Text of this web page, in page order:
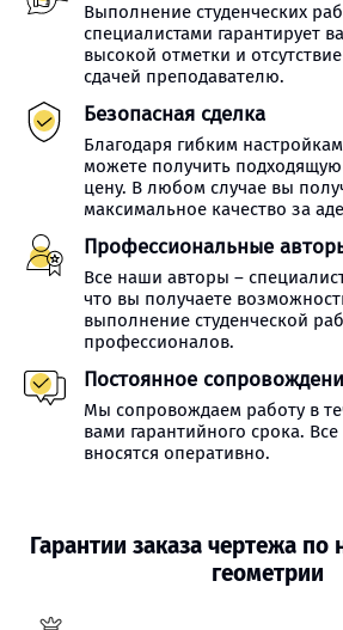
Выполнение студенческих
специалистами гарантирует
высокой отметки и
сдачей преподавателю.
Безопасная сделка
Благодаря гибким
можете получить
цену. В любом случае вы
максимальное качество за
Профессиональные
Все наши авторы –
что вы получаете
выполнение студенческой
профессионалов.
Постоянное
Мы сопровождаем работу в
вами гарантийного срока.
вносятся оперативно.
Гарантии заказа чертежа по
геометрии